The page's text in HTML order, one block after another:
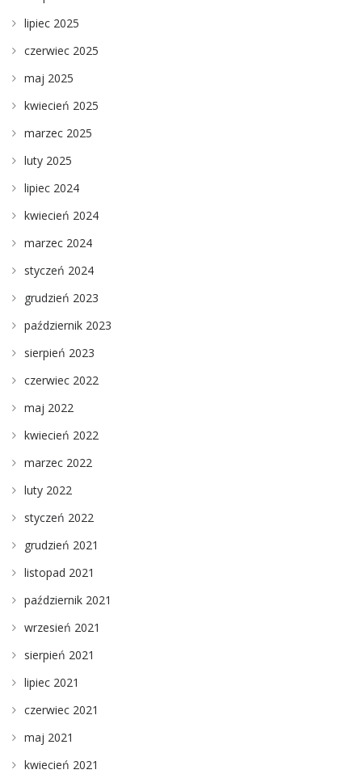
lipiec 2025
czerwiec 2025
maj 2025
kwiecień 2025
marzec 2025
luty 2025
lipiec 2024
kwiecień 2024
marzec 2024
styczeń 2024
grudzień 2023
październik 2023
sierpień 2023
czerwiec 2022
maj 2022
kwiecień 2022
marzec 2022
luty 2022
styczeń 2022
grudzień 2021
listopad 2021
październik 2021
wrzesień 2021
sierpień 2021
lipiec 2021
czerwiec 2021
maj 2021
kwiecień 2021